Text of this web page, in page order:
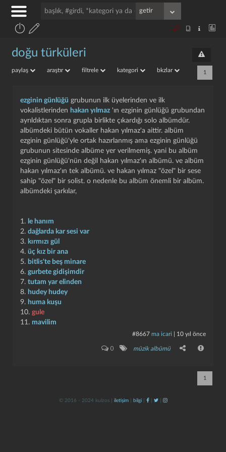
doğu türküleri
paylaş araştır filtrele kategori bkzlar 1
ezginin günlüğü grubunun ilk üyelerinden ve ilk
vokalistlerinden hakan yılmaz 'ın ezginin günlüğü grubundan
ayrıldıktan sonra grupla birlikte çıkardığı solo albümdür.
albümdeki bütün vokaller hakan yılmaz'a aittir. albüm
ezginin günlüğü'yle ortak hazırlanmış ama ezginin günlüğü
grubunun sitesinde albüme yer verilmemiş. yani bu albüm
ezginin günlüğü'nün değil hakan yılmaz'ın albümü. ve albüm
hakan yılmaz'ın tek albümü. ve hakan yılmaz "özel" bir sese
sahip "özel" bir solist. o nedenle bu albüm önemli bir albüm.
albümdeki şarkılar,
1. le hanım
2. dağlarda kar sesi var
3. kırmızı gül
4. üç kız bir ana
5. bitlis'te beş minare
6. gurbete gidişimdir
7. tutam yar elinden
8. hudey hudey
9. huma kuşu
10. gule
11. mavilim
#8667 ma icari 10 yıl önce
0 müzik albümü
1
© 2016 - 2024 kulzos | iletişim| bilgi| | |